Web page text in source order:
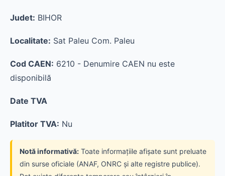
Judet: BIHOR
Localitate: Sat Paleu Com. Paleu
Cod CAEN: 6210 - Denumire CAEN nu este
disponibilă
Date TVA
Platitor TVA: Nu
Notă informativă: Toate informațiile afișate sunt preluate
din surse oficiale (ANAF, ONRC și alte registre publice).